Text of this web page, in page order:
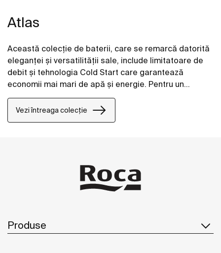
Atlas
Această colecție de baterii, care se remarcă datorită
eleganței și versatilității sale, include limitatoare de
debit și tehnologia Cold Start care garantează
economii mai mari de apă și energie. Pentru un
confort sporit, bateria de duș poate fi accesorizată
cu o poliță, permițându-vă să aveți la îndemână
obiectele esențiale pentru duș.
Vezi întreaga colecție
Produse